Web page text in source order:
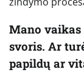
Mano vaikas
svoris. Ar
papildų ar